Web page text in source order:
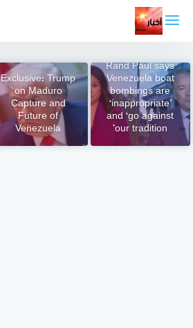
المحتوى
Rand Paul says
Venezuela boat
bombings are
‘inappropriate’
and ‘go against
our tradition’
Exclusive: Trump
on Maduro
Capture and
Future of
Venezuela